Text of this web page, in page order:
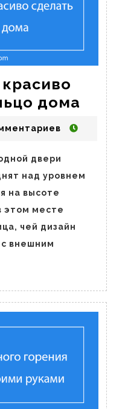
дома Как
дома
двери
над уровнем
на высоте
этом месте
чей дизайн
внешним